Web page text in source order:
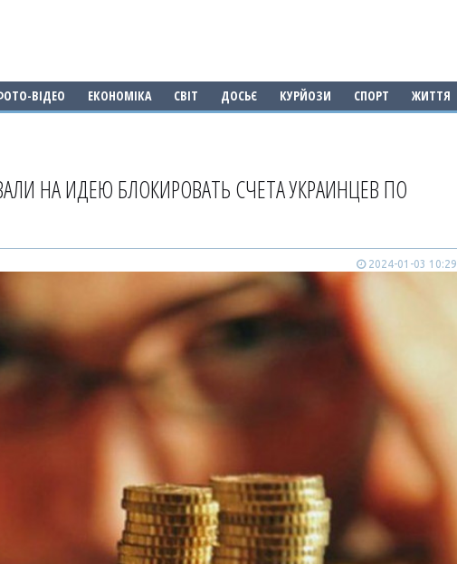
ВІДЕО ЕКОНОМІКА СВІТ ДОСЬЄ КУРЙОЗИ СПОРТ ЖИТТЯ
НА ИДЕЮ БЛОКИРОВАТЬ СЧЕТА УКРАИНЦЕВ ПО
2024-01-03 10:29